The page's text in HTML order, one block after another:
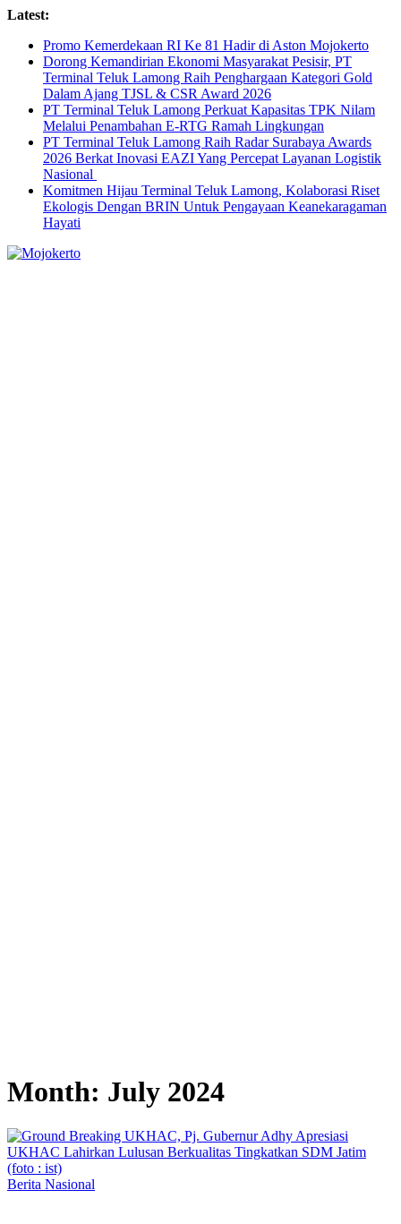
Skip
content
Latest:
Promo Kemerdekaan RI Ke 81 Hadir di Aston Mojokerto
Dorong Kemandirian Ekonomi Masyarakat Pesisir, PT
Terminal Teluk Lamong Raih Penghargaan Kategori Gold
Dalam Ajang TJSL & CSR Award 2026
PT Terminal Teluk Lamong Perkuat Kapasitas TPK Nilam
Melalui Penambahan E-RTG Ramah Lingkungan
PT Terminal Teluk Lamong Raih Radar Surabaya Awards
2026 Berkat Inovasi EAZI Yang Percepat Layanan Logistik
Nasional
Komitmen Hijau Terminal Teluk Lamong, Kolaborasi Riset
Ekologis Dengan BRIN Untuk Pengayaan Keanekaragaman
Hayati
Month: July 2024
Berita Nasional